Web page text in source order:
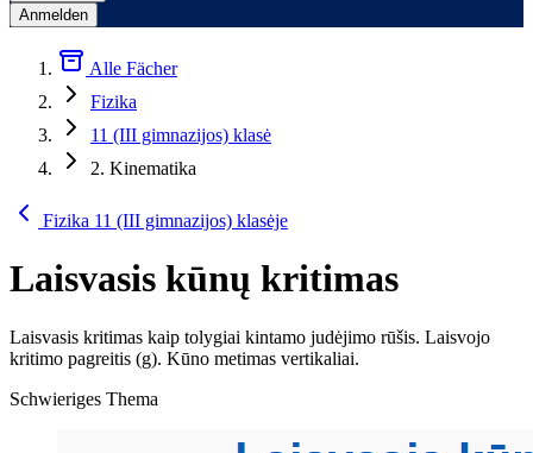
Anmelden
Alle Fächer
Fizika
11 (III gimnazijos) klasė
2. Kinematika
Fizika 11 (III gimnazijos) klasėje
Laisvasis kūnų kritimas
Laisvasis kritimas kaip tolygiai kintamo judėjimo rūšis. Laisvojo
kritimo pagreitis (g). Kūno metimas vertikaliai.
Schwieriges Thema